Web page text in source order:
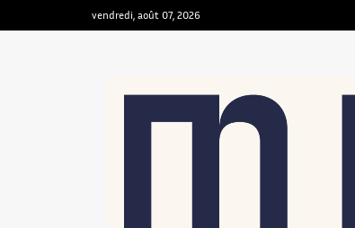
vendredi, août 07, 2026